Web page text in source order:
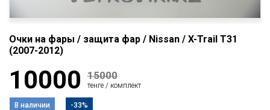
Очки на фары / защита фар / Nissan / X-Trail T31
(2007-2012)
10000 15000
тенге / комплект
В наличии -33%